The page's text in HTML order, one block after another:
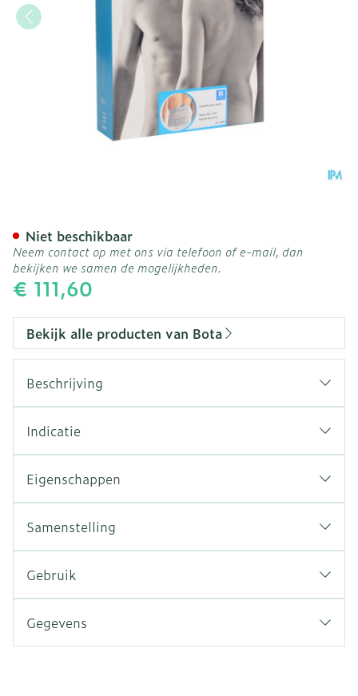
€ 111,60
Niet beschikbaar
Neem contact op met ons via telefoon of e-mail, dan
bekijken we samen de mogelijkheden.
Bekijk alle producten van Bota
Beschrijving
Indicatie
Eigenschappen
Samenstelling
Gebruik
Gegevens